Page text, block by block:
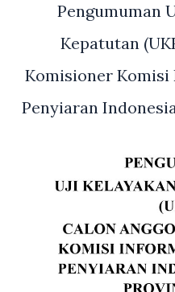
Kampanye
Pengumuman
Kepatutan
Komisioner
Penyiaran